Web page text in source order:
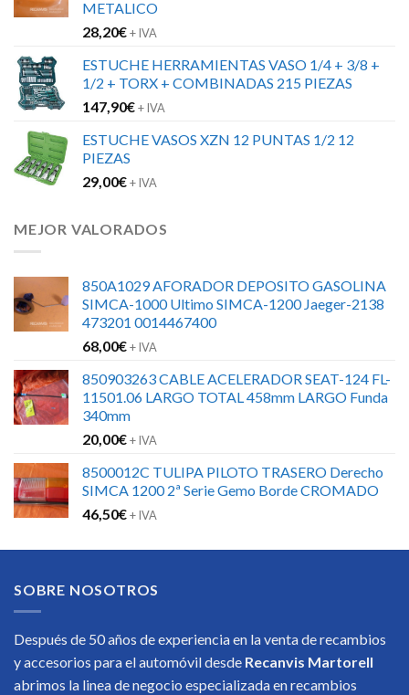
METALICO
28,20€+ IVA
ESTUCHE HERRAMIENTAS VASO 1/4 + 3/8 +
1/2 + TORX + COMBINADAS 215 PIEZAS
147,90€+ IVA
ESTUCHE VASOS XZN 12 PUNTAS 1/2 12
PIEZAS
29,00€+ IVA
MEJOR VALORADOS
850A1029 AFORADOR DEPOSITO GASOLINA
SIMCA-1000 Ultimo SIMCA-1200 Jaeger-2138
473201 0014467400
68,00€+ IVA
850903263 CABLE ACELERADOR SEAT-124 FL-
11501.06 LARGO TOTAL 458mm LARGO Funda
340mm
20,00€+ IVA
8500012C TULIPA PILOTO TRASERO Derecho
SIMCA 1200 2ª Serie Gemo Borde CROMADO
46,50€+ IVA
SOBRE NOSOTROS
Después de 50 años de experiencia en la venta de recambios
y accesorios para el automóvil desde Recanvis Martorell
abrimos la linea de negocio especializada en recambios